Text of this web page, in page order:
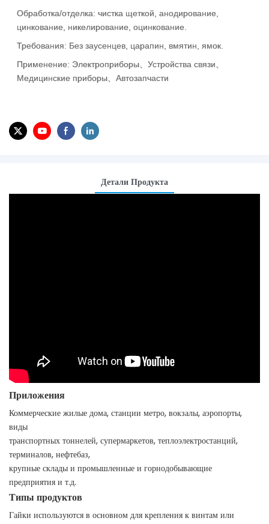
Обработка/отделка: чистка щеткой, анодирование,
цинкование, никелирование, оцинкование.
Требования: Без заусенцев, царапин, вмятин, ямок.
Применение: Электроприборы、Устройства связи、
Медицинские приборы、Автозапчасти
Детали Продукта
Приложения
Коммерческие жилые дома, станции метро, ​​вокзалы, аэропорты,
виды
транспортных тоннелей, супермаркетов, теплоэлектростанций,
терминалов, нефтебаз,
крупные склады и промышленные и горнодобывающие
предприятия и т.д.
Типы продуктов
Гайки используются в основном для крепления к винтам или